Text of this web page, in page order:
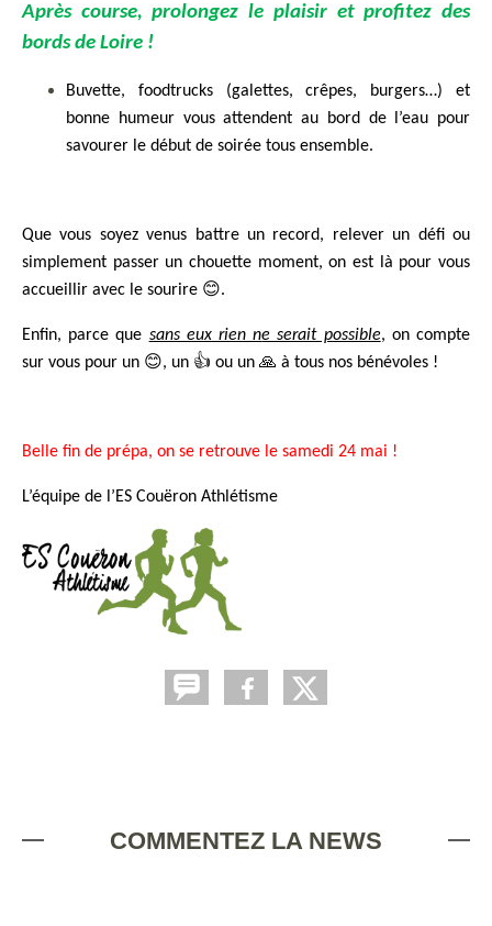
Après course, prolongez le plaisir et profitez des
bords de Loire !
Buvette, foodtrucks (galettes, crêpes, burgers…) et
bonne humeur vous attendent au bord de l’eau pour
savourer le début de soirée tous ensemble.
Que vous soyez venus battre un record, relever un défi ou
simplement passer un chouette moment, on est là pour vous
accueillir avec le sourire 😊.
Enfin, parce que sans eux rien ne serait possible, on compte
sur vous pour un 😊, un 👍 ou un 🙏 à tous nos bénévol es !
Belle fin de prépa, on se retrouve le samedi 24 mai !
L’équipe de l’ES Couëron Athlétisme
COMMENTEZ LA NEWS